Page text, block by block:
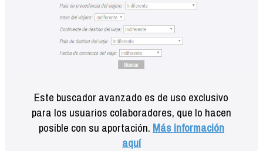
Este buscador avanzado es de uso exclusivo
para los usuarios colaboradores, que lo hacen
posible con su aportación. Más información
aquí